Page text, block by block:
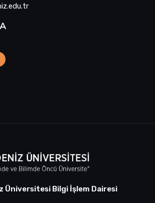
Üniversitesi Bilgi İşlem Dairesi